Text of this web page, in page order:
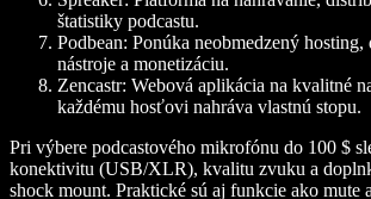
štatistiky podcastu.
Podbean: Ponúka neobmedzený
nástroje a monetizáciu.
Zencastr: Webová aplikácia na kvalitné
každému hosťovi nahráva vlastnú stopu.
Pri výbere podcastového mikrofónu do 100 $
konektivitu (USB/XLR), kvalitu zvuku a
shock mount. Praktické sú aj funkcie ako mute